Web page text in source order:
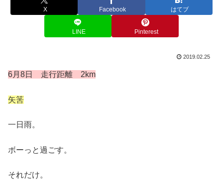
X Facebook はてブ
LINE Pinterest
2019.02.25
6月8日 走行距離 2km
矢筈
一日雨。
ボーっと過ごす。
それだけ。